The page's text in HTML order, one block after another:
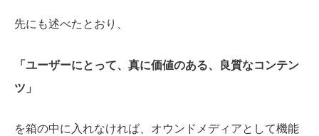
先にも述べたとおり、
「ユーザーにとって、真に価値のある、良質なコンテン
ツ」
を箱の中に入れなければ、オウンドメディアとして機能